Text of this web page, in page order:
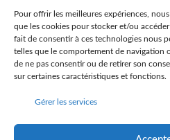
Pour offrir les meilleures expériences,
que les cookies pour stocker et/ou
fait de consentir à ces technologies nous
telles que le comportement de navigation
de ne pas consentir ou de retirer son
sur certaines caractéristiques et fonctions.
Gérer les services
La commune de Hangenbieten
afin de vous envoyer notre lettre
en savoir plus sur la gestion de
et pour exercer vos droits,